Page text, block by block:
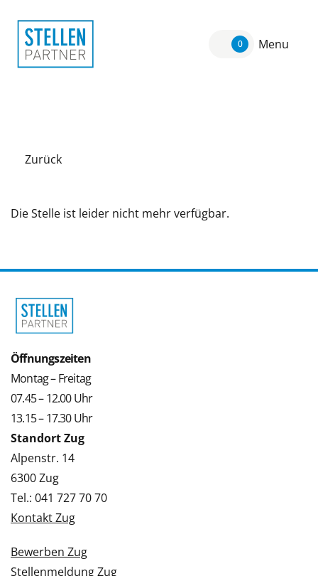
0 Menu
Zurück
Die Stelle ist leider nicht mehr verfügbar.
Öffnungszeiten
Montag – Freitag
07.45 – 12.00 Uhr
13.15 – 17.30 Uhr
Standort Zug
Alpenstr. 14
6300 Zug
Tel.: 041 727 70 70
Kontakt Zug
Bewerben Zug
Stellenmeldung Zug